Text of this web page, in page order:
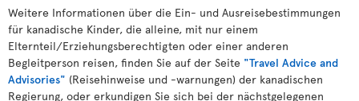
Weitere Informationen über die Ein- und Ausreisebestimmungen
für kanadische Kinder, die alleine, mit nur einem
Elternteil/Erziehungsberechtigten oder einer anderen
Begleitperson reisen, finden Sie auf der Seite "Travel Advice and
Advisories" (Reisehinweise und -warnungen) der kanadischen
Regierung, oder erkundigen Sie sich bei der nächstgelegenen